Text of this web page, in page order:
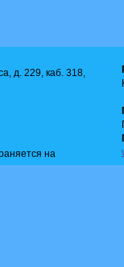
д. 229, каб. 318,
на